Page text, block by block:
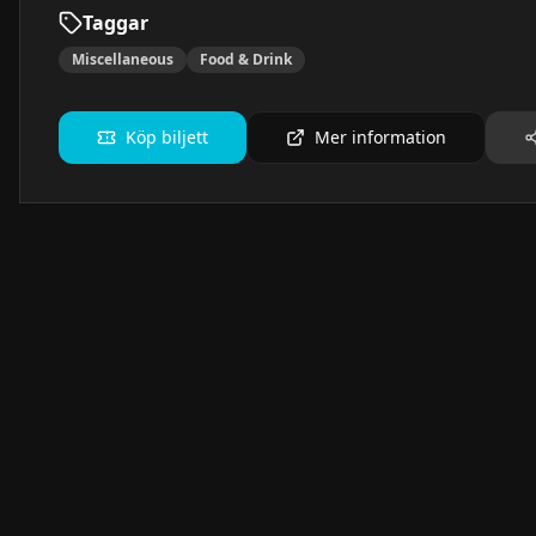
Taggar
Miscellaneous Food & Drink
Köp biljett Mer information